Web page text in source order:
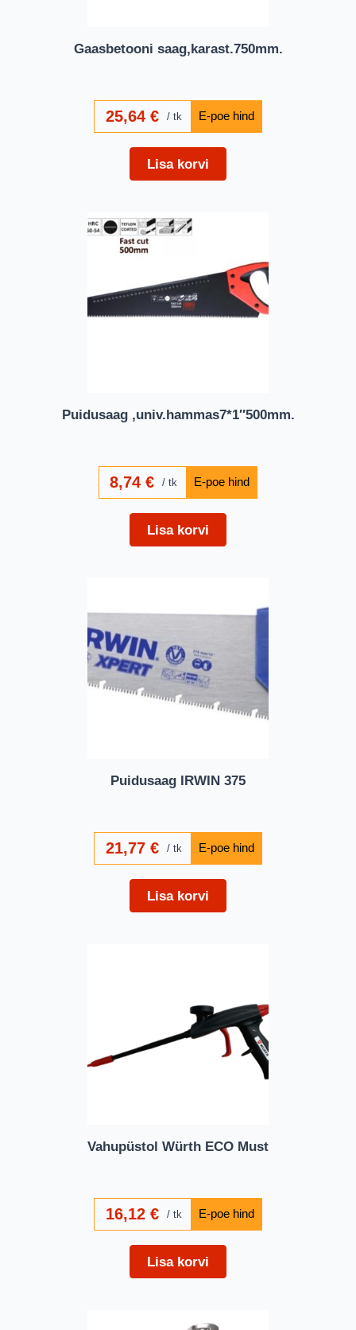
Gaasbetooni saag,karast.750mm.
25,64 € tk
Lisa korvi
Puidusaag ,univ.hammas7*1″500mm.
8,74€ tk
Lisa korvi
Puidusaag IRWIN 375
21,77 € tk
Lisa korvi
Vahupüstol Würth ECO Must
16,12 € tk
Lisa korvi